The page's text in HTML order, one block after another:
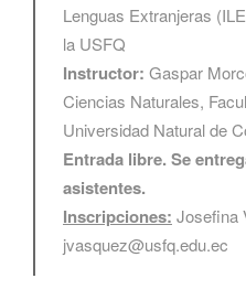
Lenguas Extranjeras
la USFQ
Instructor: Gaspar
Ciencias Naturales,
Universidad Natural de
Entrada libre. Se
asistentes.
Inscripciones: Josefina
jvasquez@usfq.edu.ec